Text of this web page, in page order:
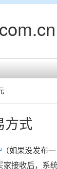
方式
（如果没发布
接收后，系